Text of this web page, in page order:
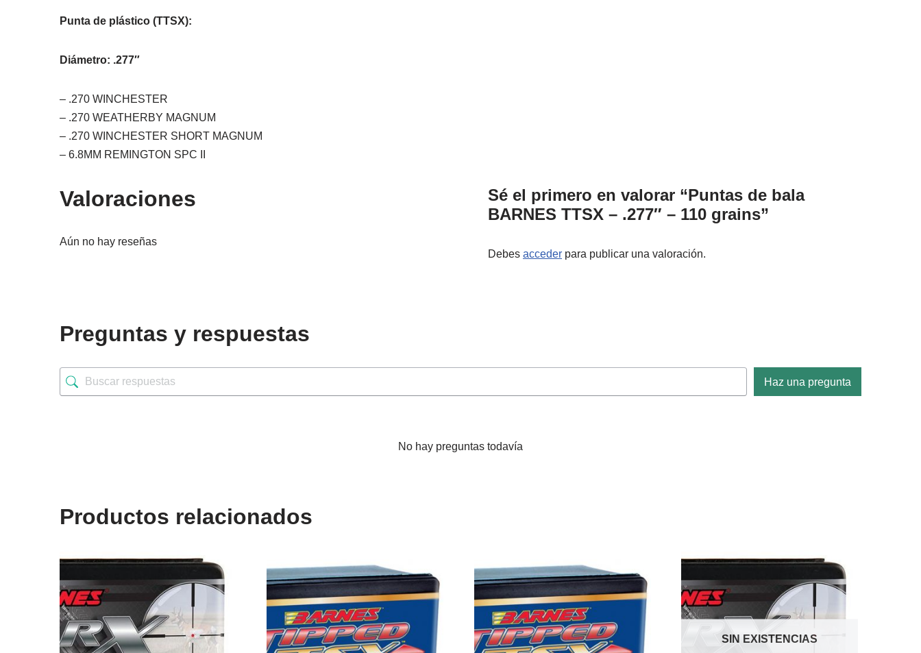
Punta de plástico (TTSX):
Diámetro: .277″
– .270 WINCHESTER
– .270 WEATHERBY MAGNUM
– .270 WINCHESTER SHORT MAGNUM
– 6.8MM REMINGTON SPC II
Valoraciones
Aún no hay reseñas
Sé el primero en valorar “Puntas de bala
BARNES TTSX – .277″ – 110 grains”
Debes acceder para publicar una valoración.
Preguntas y respuestas
Haz una pregunta
No hay preguntas todavía
Productos relacionados
SIN EXISTENCIAS